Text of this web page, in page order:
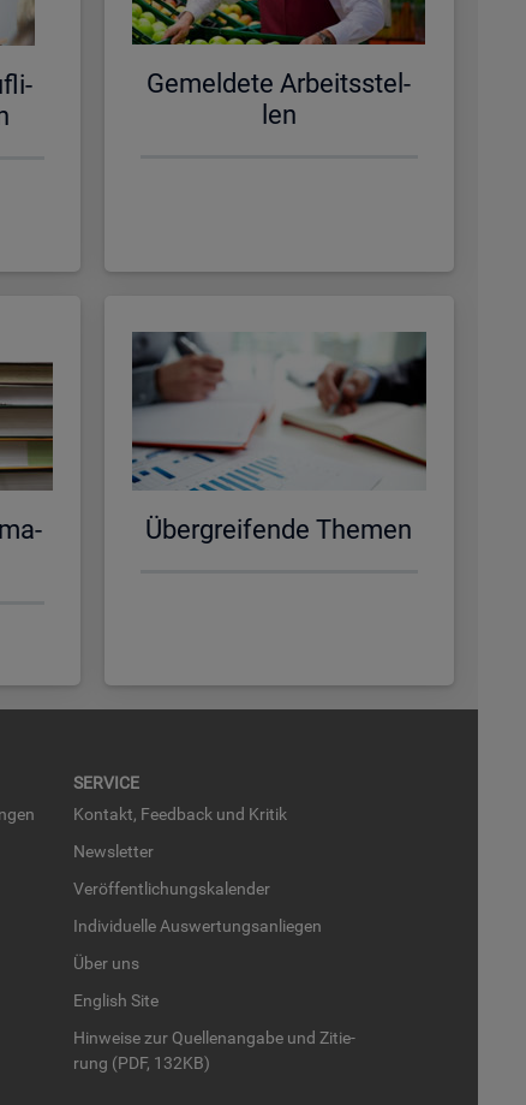
Ge­mel­de­te Ar­beits­stel­
len
Über­grei­fen­de The­men
SER­VICE
Kon­takt, Feed­back und Kri­tik
News­let­ter
Ver­öf­fent­li­chungs­ka­len­der
In­di­vi­du­el­le Aus­wer­tungs­an­lie­gen
Über uns
English Site
Hin­wei­se zur Quel­len­an­ga­be und Zi­tie­
rung (PDF, 132KB)